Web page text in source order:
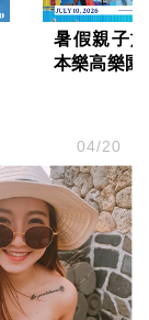
暑假親子
本樂高樂園
04/20